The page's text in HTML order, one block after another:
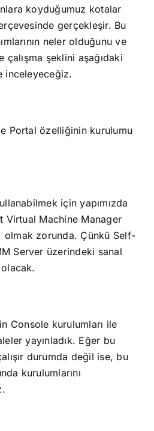
koyduğumuz kotalar
gerçekleşir. Bu
neler olduğunu ve
şeklini aşağıdaki
inceleyeceğiz.
Portal özelliğinin kurulumu
için yapımızda
Virtual Machine Manager
olmak zorunda. Çünkü Self-
Server üzerindeki sanal
Console kurulumları ile
yayınladık. Eğer bu
durumda değil ise, bu
kurulumlarını